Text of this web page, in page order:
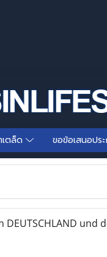
เตล็ด ขอข้อเสนอปร
und